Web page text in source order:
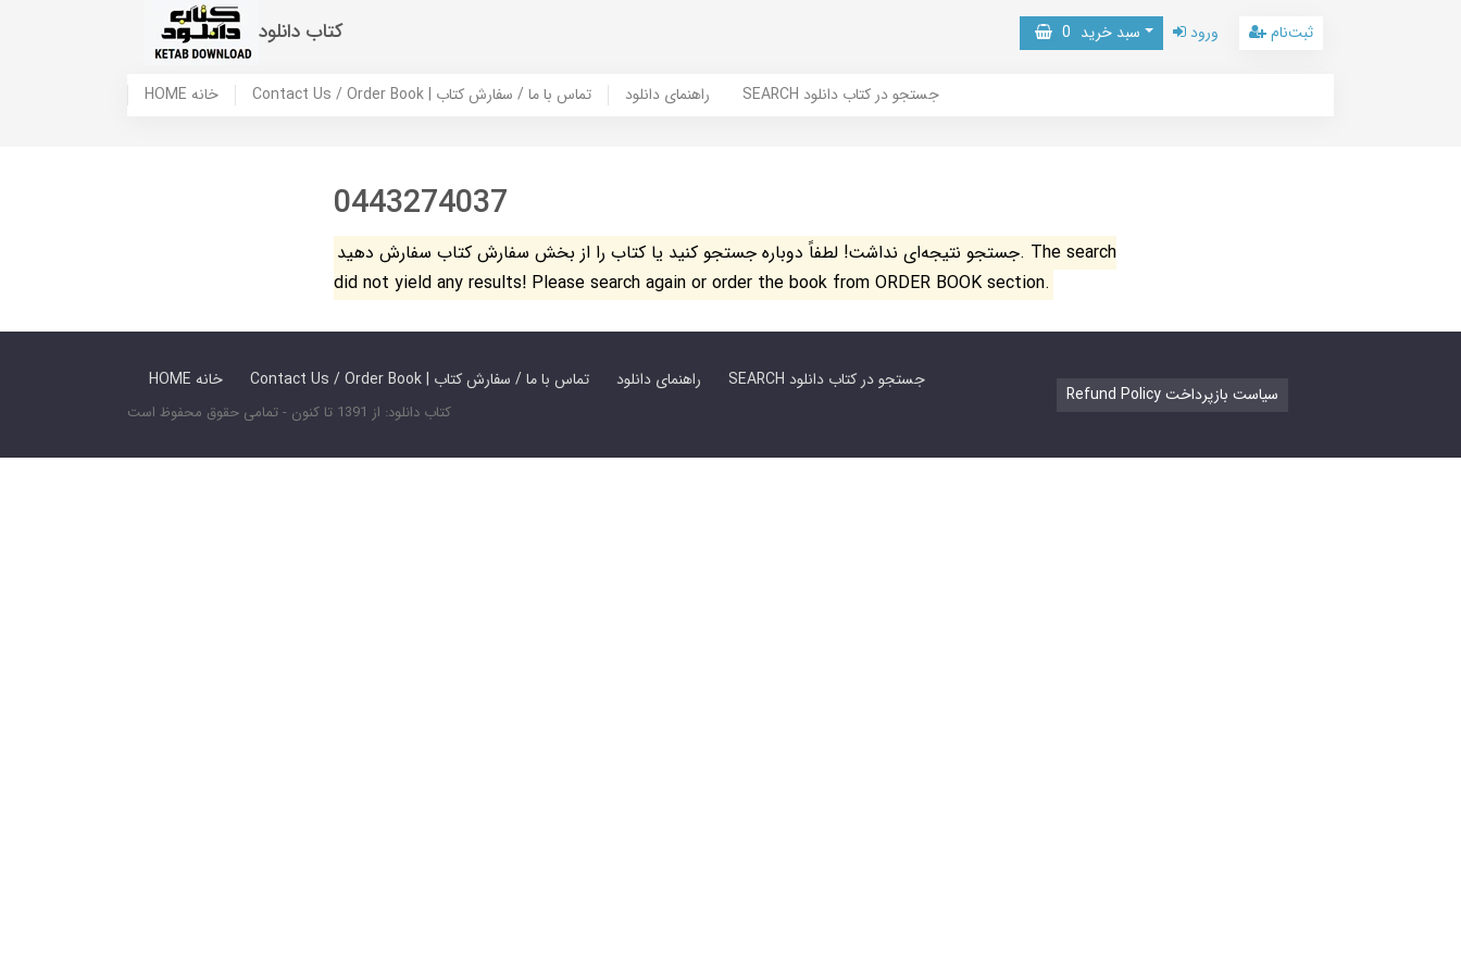
کتاب دانلود سبد خرید 0 ورود ثبت‌نام
HOME خانه Contact Us / Order Book | تماس با ما / سفارش کتاب راهنمای دانلود SEARCH جستجو در کتاب دانلود
0443274037
جستجو نتیجه‌ای نداشت! لطفاً دوباره جستجو کنید یا کتاب را از بخش سفارش کتاب سفارش دهید. The search
did not yield any results! Please search again or order the book from ORDER BOOK section.
HOME خانه Contact Us / Order Book | تماس با ما / سفارش کتاب راهنمای دانلود SEARCH جستجو در کتاب دانلود
کتاب دانلود: از 1391 تا کنون - تمامی حقوق محفوظ است
Refund Policy سیاست بازپرداخت